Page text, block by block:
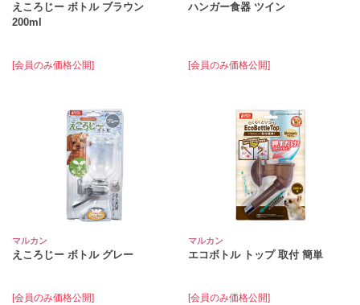
えころじー ボトル ブラウン
200ml
[会員のみ価格公開]
ハンガー食器 ツイン
[会員のみ価格公開]
マルカン
えころじー ボトル グレー
[会員のみ価格公開]
マルカン
エコボトル トップ 取付 簡単
[会員のみ価格公開]